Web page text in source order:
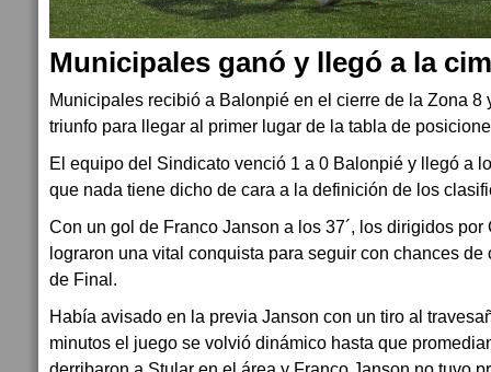
Municipales ganó y llegó a la
Municipales recibió a Balonpié en el cierre de la Zona 8
triunfo para llegar al primer lugar de la tabla de
El equipo del Sindicato venció 1 a 0 Balonpié y llegó a
que nada tiene dicho de cara a la definición de los
Con un gol de Franco Janson a los 37´, los dirigidos
lograron una vital conquista para seguir con chances
de Final.
Había avisado en la previa Janson con un tiro al
minutos el juego se volvió dinámico hasta que